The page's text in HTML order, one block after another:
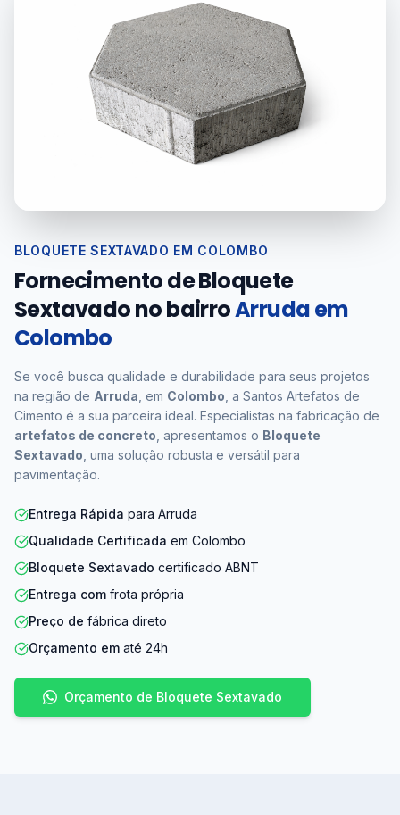
BLOQUETE SEXTAVADO EM COLOMBO
Fornecimento de Bloquete
Sextavado no bairroArruda em
Colombo
Se você busca qualidade e durabilidade para seus projetos
na região de Arruda , em Colombo , a Santos Artefatos de
Cimento é a sua parceira ideal. Especialistas na fabricação de
artefatos de concreto , apresentamos o Bloquete
Sextavado , uma solução robusta e versátil para
pavimentação.
Entrega Rápida para Arruda
Qualidade Certificada em Colombo
Bloquete Sextavado certificado ABNT
Entrega com frota própria
Preço de fábrica direto
Orçamento em até 24h
Orçamento de Bloquete Sextavado